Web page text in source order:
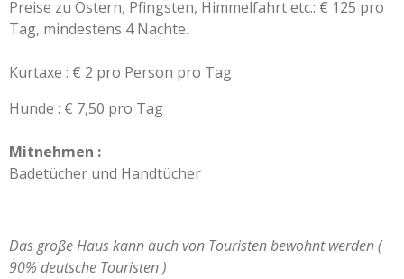
Preise zu Ostern, Pfingsten, Himmelfahrt etc.: € 125 pro
Tag, mindestens 4 Nachte.
Kurtaxe : € 2 pro Person pro Tag
Hunde : € 7,50 pro Tag
Mitnehmen :
Badetücher und Handtücher
Das große Haus kann auch von Touristen bewohnt werden (
90% deutsche Touristen )